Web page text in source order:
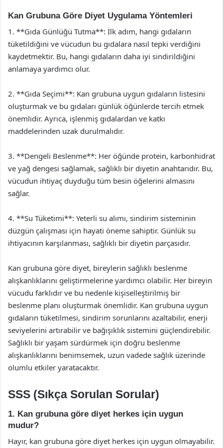
Kan Grubuna Göre Diyet Uygulama Yöntemleri
1. **Gıda Günlüğü Tutma**: İlk adım, hangi gıdaların
tüketildiğini ve vücudun bu gıdalara nasıl tepki verdiğini
kaydetmektir. Bu, hangi gıdaların daha iyi sindirildiğini
anlamaya yardımcı olur.
2. **Gıda Seçimi**: Kan grubuna uygun gıdaların listesini
oluşturmak ve bu gıdaları günlük öğünlerde tercih etmek
önemlidir. Ayrıca, işlenmiş gıdalardan ve katkı
maddelerinden uzak durulmalıdır.
3. **Dengeli Beslenme**: Her öğünde protein, karbonhidrat
ve yağ dengesi sağlamak, sağlıklı bir diyetin anahtarıdır. Bu,
vücudun ihtiyaç duyduğu tüm besin öğelerini almasını
sağlar.
4. **Su Tüketimi**: Yeterli su alımı, sindirim sisteminin
düzgün çalışması için hayati öneme sahiptir. Günlük su
ihtiyacının karşılanması, sağlıklı bir diyetin parçasıdır.
Kan grubuna göre diyet, bireylerin sağlıklı beslenme
alışkanlıklarını geliştirmelerine yardımcı olabilir. Her bireyin
vücudu farklıdır ve bu nedenle kişiselleştirilmiş bir
beslenme planı oluşturmak önemlidir. Kan grubuna uygun
gıdaların tüketilmesi, sindirim sorunlarını azaltabilir, enerji
seviyelerini artırabilir ve bağışıklık sistemini güçlendirebilir.
Sağlıklı bir yaşam sürdürmek için doğru beslenme
alışkanlıklarını benimsemek, uzun vadede sağlık üzerinde
olumlu etkiler yaratacaktır.
SSS (Sıkça Sorulan Sorular)
1. Kan grubuna göre diyet herkes için uygun
mudur?
Hayır, kan grubuna göre diyet herkes için uygun olmayabilir.